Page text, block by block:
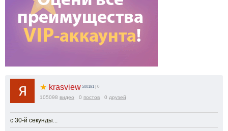
★ krasview 500181 | 0
105098 видео 0 постов 0 друзей
c 30-й секунды...